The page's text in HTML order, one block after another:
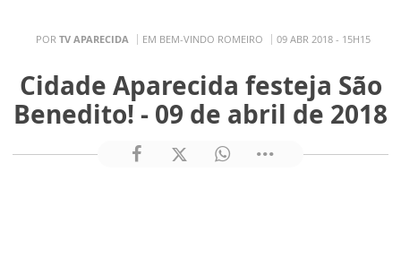
POR TV APARECIDA EM BEM-VINDO ROMEIRO 09 ABR 2018 - 15H15
Cidade Aparecida festeja São
Benedito! - 09 de abril de 2018